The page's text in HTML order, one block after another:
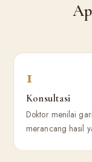
1
Konsultasi
Doktor menilai
merancang hasil